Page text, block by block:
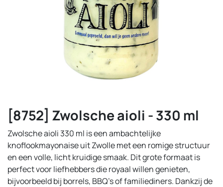
[8752] Zwolsche aioli - 330 ml
Zwolsche aioli 330 ml is een ambachtelijke
knoflookmayonaise uit Zwolle met een romige structuur
en een volle, licht kruidige smaak. Dit grote formaat is
perfect voor liefhebbers die royaal willen genieten,
bijvoorbeeld bij borrels, BBQ’s of familiediners. Dankzij de